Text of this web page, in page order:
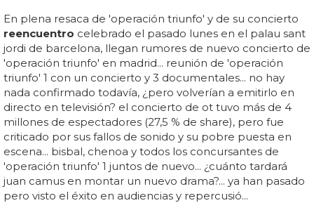
En plena resaca de 'operación triunfo' y de su concierto
reencuentro celebrado el pasado lunes en el palau sant
jordi de barcelona, llegan rumores de nuevo concierto de
'operación triunfo' en madrid... reunión de 'operación
triunfo' 1 con un concierto y 3 documentales... no hay
nada confirmado todavía, ¿pero volverían a emitirlo en
directo en televisión? el concierto de ot tuvo más de 4
millones de espectadores (27,5 % de share), pero fue
criticado por sus fallos de sonido y su pobre puesta en
escena... bisbal, chenoa y todos los concursantes de
'operación triunfo' 1 juntos de nuevo... ¿cuánto tardará
juan camus en montar un nuevo drama?... ya han pasado
pero visto el éxito en audiencias y repercusió...